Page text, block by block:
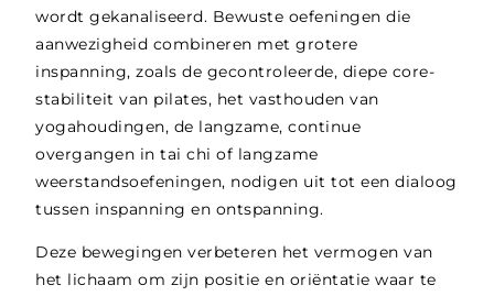
wordt gekanaliseerd. Bewuste oefeningen die
aanwezigheid combineren met grotere
inspanning, zoals de gecontroleerde, diepe core-
stabiliteit van pilates, het vasthouden van
yogahoudingen, de langzame, continue
overgangen in tai chi of langzame
weerstandsoefeningen, nodigen uit tot een dialoog
tussen inspanning en ontspanning.
Deze bewegingen verbeteren het vermogen van
het lichaam om zijn positie en oriëntatie waar te